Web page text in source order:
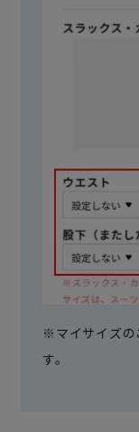
※マイサイズの
す。